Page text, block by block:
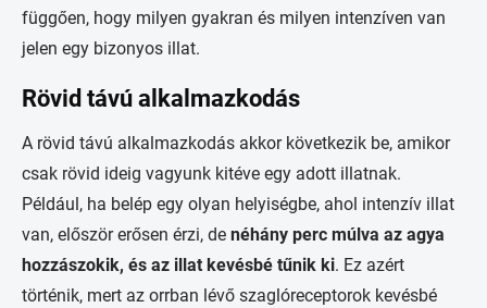
függően, hogy milyen gyakran és milyen intenzíven van
jelen egy bizonyos illat.
Rövid távú alkalmazkodás
A rövid távú alkalmazkodás akkor következik be, amikor
csak rövid ideig vagyunk kitéve egy adott illatnak.
Például, ha belép egy olyan helyiségbe, ahol intenzív illat
van, először erősen érzi, de néhány perc múlva az agya
hozzászokik, és az illat kevésbé tűnik ki. Ez azért
történik, mert az orrban lévő szaglóreceptorok kevésbé